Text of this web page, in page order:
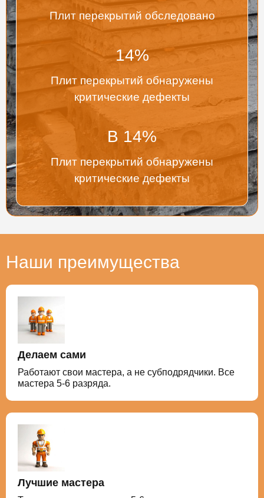
Плит перекрытий обследовано
14%
Плит перекрытий обнаружены
критические дефекты
В 14%
Плит перекрытий обнаружены
критические дефекты
Наши преимущества
Делаем сами
Работают свои мастера, а не субподрядчики. Все
мастера 5-6 разряда.
Лучшие мастера